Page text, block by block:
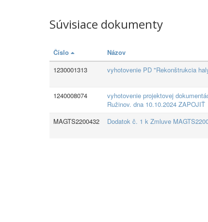
Súvisiace dokumenty
Číslo Názov
1230001313
vyhotovenie PD "Rekonštrukcia
1240008074
vyhotovenie projektovej
Ružinov. dna 10.10.2024 ZAPOJIŤ
MAGTS2200432 Dodatok č. 1 k Zmluve